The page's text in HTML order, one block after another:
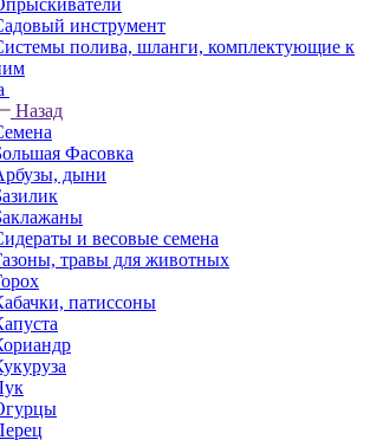
инструмент
полива, шланги, комплектующие к
Назад
Фасовка
дыни
и весовые семена
травы для животных
патиссоны